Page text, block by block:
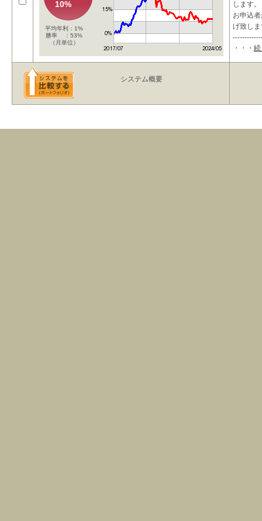
10%
平均年利：1%
勝率 ：53%
（月単位）
します。
お申込
げ致し
・・・
システム概要